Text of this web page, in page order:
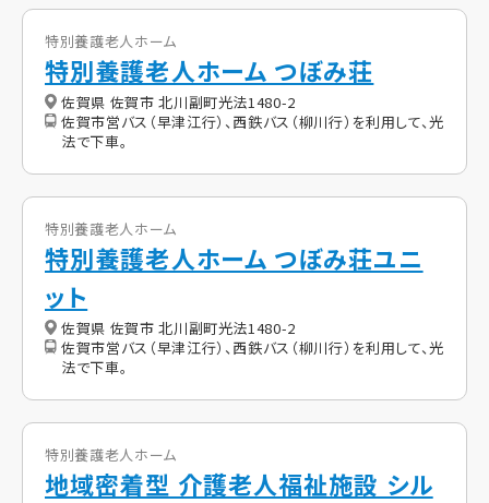
特別養護老人ホーム
特別養護老人ホーム つぼみ荘
佐賀県 佐賀市 北川副町光法1480-2
佐賀市営バス（早津江行）、西鉄バス（柳川行）を利用して、光
法で下車。
特別養護老人ホーム
特別養護老人ホーム つぼみ荘ユニ
ット
佐賀県 佐賀市 北川副町光法1480-2
佐賀市営バス（早津江行）、西鉄バス（柳川行）を利用して、光
法で下車。
特別養護老人ホーム
地域密着型 介護老人福祉施設 シル